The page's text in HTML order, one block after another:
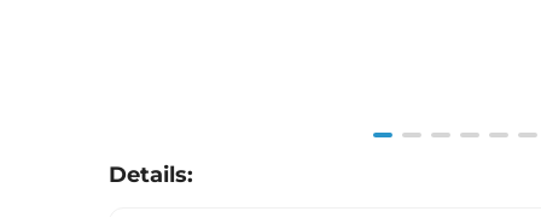
Details: